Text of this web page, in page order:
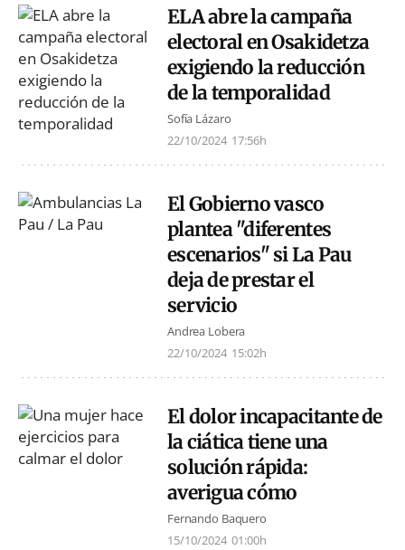
ELA abre la campaña
electoral en Osakidetza
exigiendo la reducción
de la temporalidad
Sofía Lázaro
22/10/2024 17:56h
El Gobierno vasco
plantea "diferentes
escenarios" si La Pau
deja de prestar el
servicio
Andrea Lobera
22/10/2024 15:02h
El dolor incapacitante de
la ciática tiene una
solución rápida:
averigua cómo
Fernando Baquero
15/10/2024 01:00h